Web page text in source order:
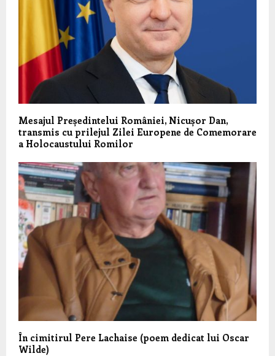
Mesajul Președintelui României, Nicușor Dan,
transmis cu prilejul Zilei Europene de Comemorare
a Holocaustului Romilor
În cimitirul Pere Lachaise (poem dedicat lui Oscar
Wilde)